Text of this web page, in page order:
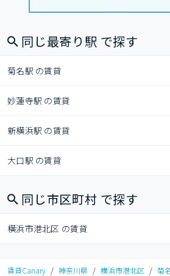
同じ最寄り駅 で探す
菊名駅 の賃貸
妙蓮寺駅 の賃貸
新横浜駅 の賃貸
大口駅 の賃貸
同じ市区町村 で探す
横浜市港北区 の賃貸
賃貸Canary / 神奈川県 / 横浜市港北区 / 菊